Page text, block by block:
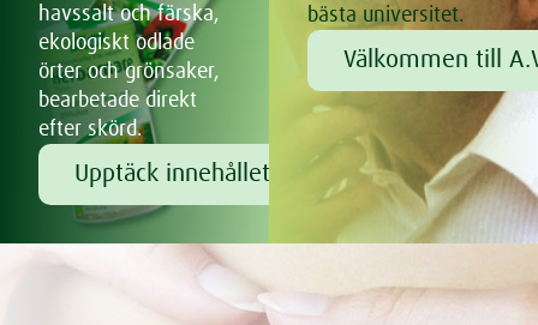
havssalt och färska,
ekologiskt odlade
örter och grönsaker,
bearbetade direkt
efter skörd.
Upptäck innehållet!
bästa universitet.
Välkommen till